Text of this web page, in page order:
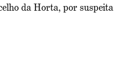
da Horta, por suspeita